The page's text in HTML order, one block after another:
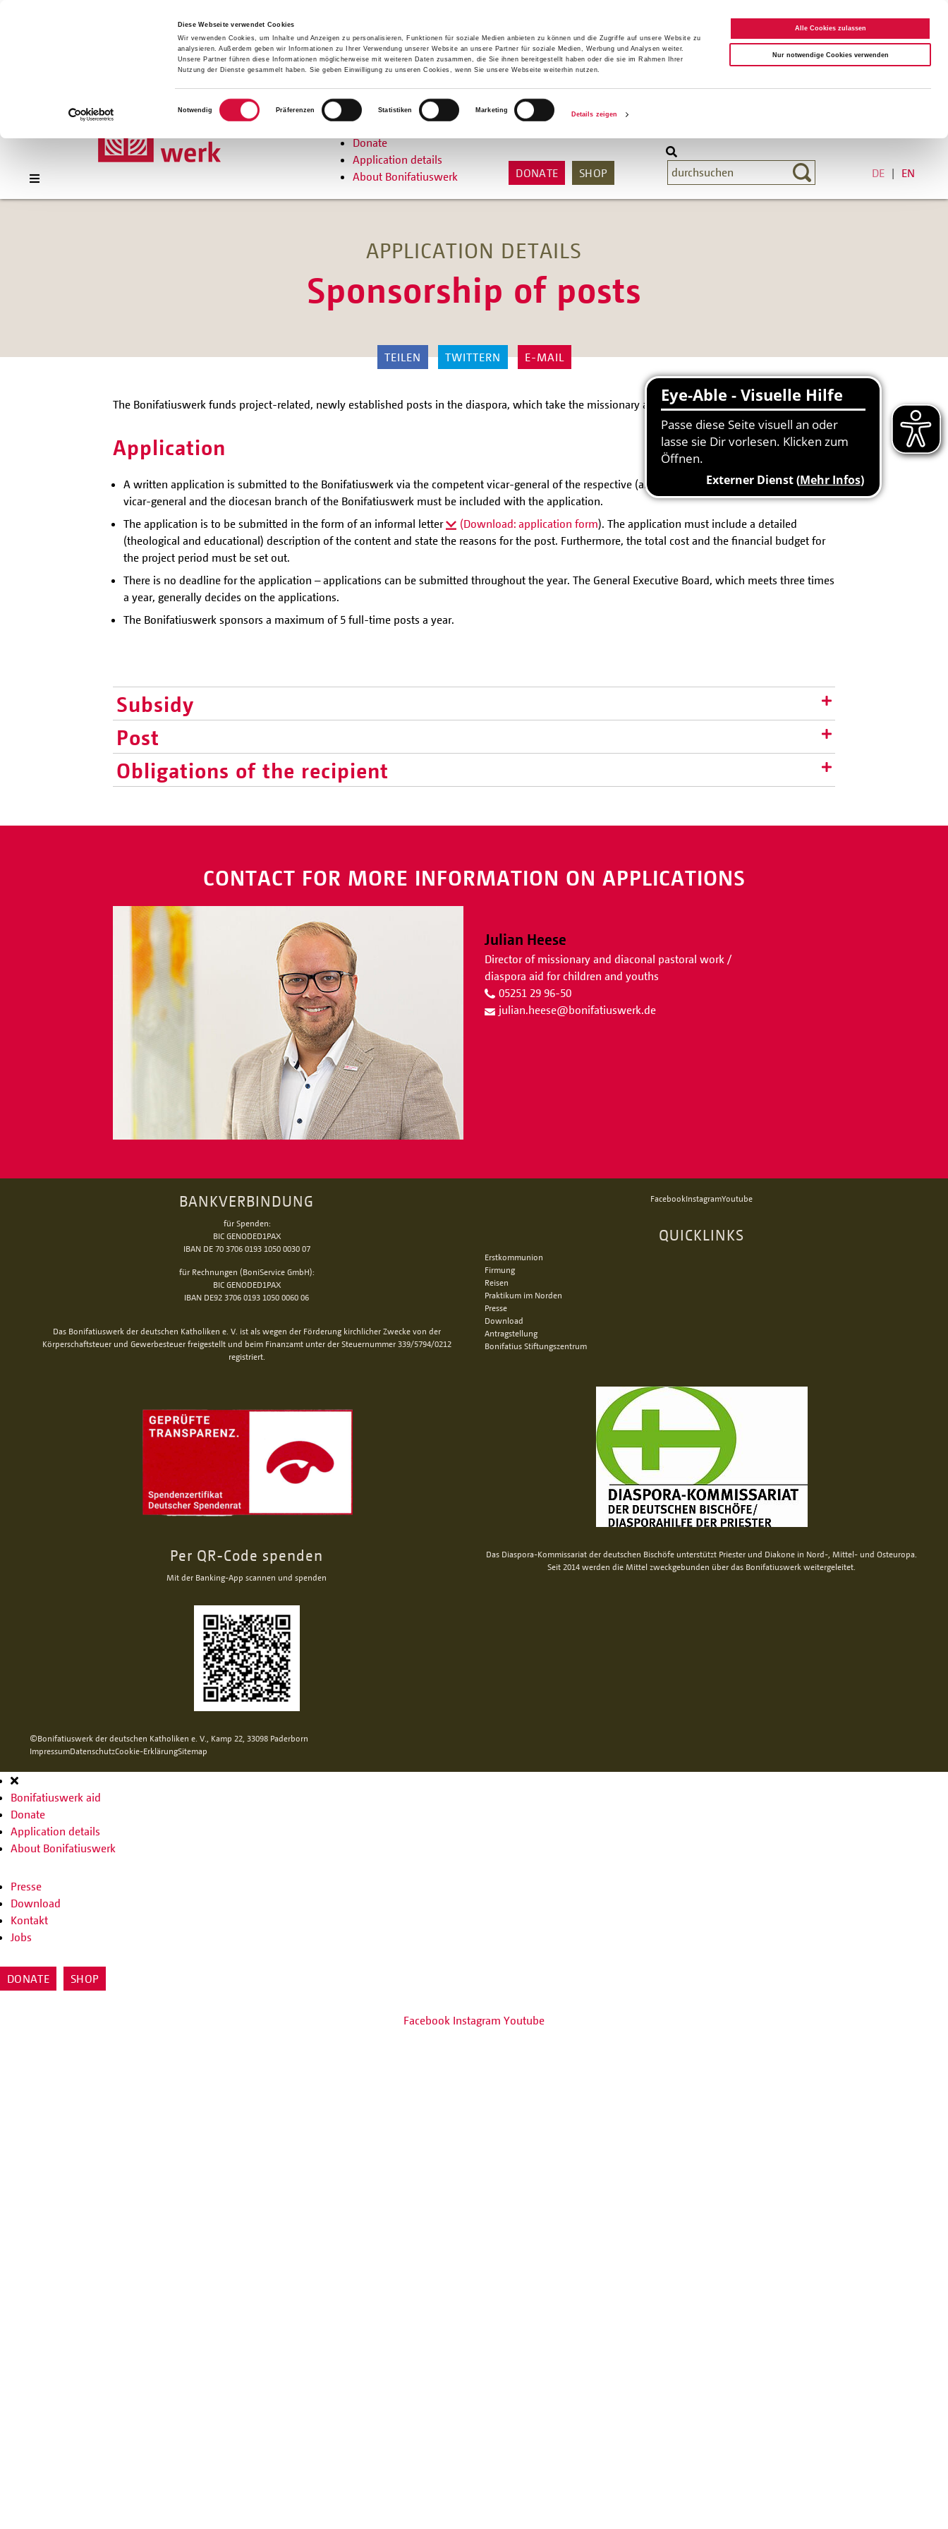
Diese Webseite verwendet Cookies
Wir verwenden Cookies, um Inhalte und Anzeigen zu personalisieren, Funktionen für soziale Medien anbieten zu können und die Zugriffe auf unsere Website zu
analysieren. Außerdem geben wir Informationen zu Ihrer Verwendung unserer Website an unsere Partner für soziale Medien, Werbung und Analysen weiter.
Unsere Partner führen diese Informationen möglicherweise mit weiteren Daten zusammen, die Sie ihnen bereitgestellt haben oder die sie im Rahmen Ihrer
Nutzung der Dienste gesammelt haben. Sie geben Einwilligung zu unseren Cookies, wenn Sie unsere Webseite weiterhin nutzen.
Einwilligungsauswahl
Notwendig
Präferenzen Statistiken Marketing
Details zeigen
Alle Cookies zulassen
Nur notwendige Cookies verwenden
Bonifatiuswerk aid
Donate
Application details
About Bonifatiuswerk
DONATE SHOP DE EN
APPLICATION DETAILS
Sponsorship of posts
TEILEN TWITTERN E-MAIL
The Bonifatiuswerk funds project-related, newly established posts in the diaspora, which take the missionary aspect into account.
Application
A written application is submitted to the Bonifatiuswerk via the competent vicar-general of the respective (arch)diocese. A written statement by the
vicar-general and the diocesan branch of the Bonifatiuswerk must be included with the application.
The application is to be submitted in the form of an informal letter
(Download: application form). The application must include a detailed
(theological and educational) description of the content and state the reasons for the post. Furthermore, the total cost and the financial budget for
the project period must be set out.
There is no deadline for the application – applications can be submitted throughout the year. The General Executive Board, which meets three times
a year, generally decides on the applications.
The Bonifatiuswerk sponsors a maximum of 5 full-time posts a year.
Subsidy
Post
Obligations of the recipient
CONTACT FOR MORE INFORMATION ON APPLICATIONS
Julian Heese
Director of missionary and diaconal pastoral work /
diaspora aid for children and youths
05251 29 96-50
julian.heese@bonifatiuswerk.de
BANKVERBINDUNG
für Spenden:
BIC GENODED1PAX
IBAN DE 70 3706 0193 1050 0030 07
für Rechnungen (BoniService GmbH):
BIC GENODED1PAX
IBAN DE92 3706 0193 1050 0060 06
Das Bonifatiuswerk der deutschen Katholiken e. V. ist als wegen der Förderung kirchlicher Zwecke von der
Körperschaftsteuer und Gewerbesteuer freigestellt und beim Finanzamt unter der Steuernummer 339/5794/0212
registriert.
Per QR-Code spenden
Mit der Banking-App scannen und spenden
FacebookInstagramYoutube
QUICKLINKS
Erstkommunion
Firmung
Reisen
Praktikum im Norden
Presse
Download
Antragstellung
Bonifatius Stiftungszentrum
Das Diaspora-Kommissariat der deutschen Bischöfe unterstützt Priester und Diakone in Nord-, Mittel- und Osteuropa.
Seit 2014 werden die Mittel zweckgebunden über das Bonifatiuswerk weitergeleitet.
©Bonifatiuswerk der deutschen Katholiken e. V., Kamp 22, 33098 Paderborn
ImpressumDatenschutzCookie-ErklärungSitemap
Hauptnavigation
Bonifatiuswerk aid
Donate
Application details
About Bonifatiuswerk
Presse
Download
Kontakt
Jobs
DONATE SHOP
Facebook Instagram Youtube